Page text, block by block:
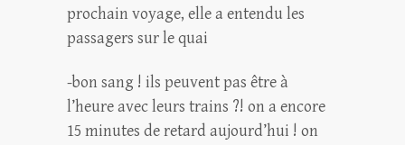
prochain voyage, elle a entendu les
passagers sur le quai
-bon sang ! ils peuvent pas être à
l’heure avec leurs trains ?! on a encore
15 minutes de retard aujourd’hui ! on